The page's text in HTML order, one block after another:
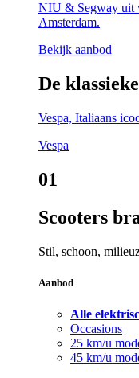
NIU & Segway uit
Amsterdam.
Bekijk aanbod
De
Vespa, Italiaans
Vespa
01
Scooters
Stil, schoon,
Aanbod
Alle
Occasions
25 km/u
45 km/u